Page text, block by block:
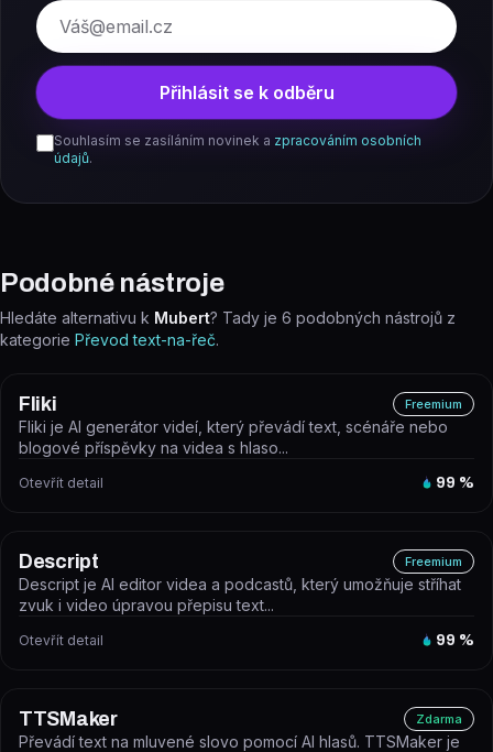
E-mail
Přihlásit se k odběru
Souhlasím se zasíláním novinek a zpracováním osobních
údajů.
Podobné nástroje
Hledáte alternativu k Mubert? Tady je 6 podobných nástrojů z
kategorie Převod text-na-řeč.
Fliki Freemium
Fliki je AI generátor videí, který převádí text, scénáře nebo
blogové příspěvky na videa s hlaso...
Otevřít detail 99 %
Descript Freemium
Descript je AI editor videa a podcastů, který umožňuje stříhat
zvuk i video úpravou přepisu text...
Otevřít detail 99 %
TTSMaker Zdarma
Převádí text na mluvené slovo pomocí AI hlasů. TTSMaker je